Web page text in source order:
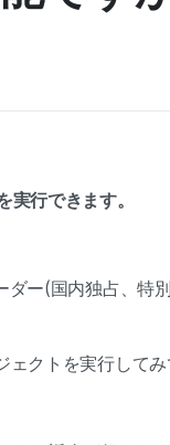
実行できます。
ー(国内独占、特
ェクトを実行して